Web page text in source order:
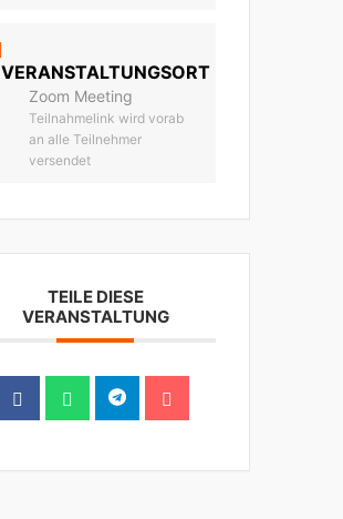
VERANSTALTUNGSORT
Zoom Meeting
Teilnahmelink wird vorab
an alle Teilnehmer
versendet
TEILE DIESE
VERANSTALTUNG